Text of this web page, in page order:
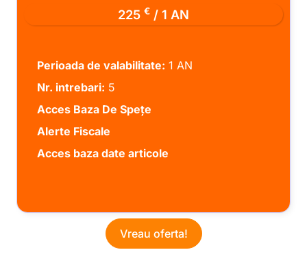
225 € / 1 AN
Perioada de valabilitate: 1 AN
Nr. intrebari: 5
Acces Baza De Spețe
Alerte Fiscale
Acces baza date articole
Vreau oferta!